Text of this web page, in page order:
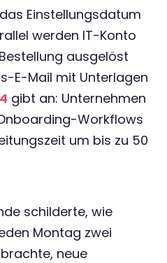
Einstellungsdatum
werden IT-Konto
ausgelöst
E-Mail mit Unterlagen
gibt an: Unternehmen
Workflows
um bis zu 50
schilderte, wie
Montag zwei
neue